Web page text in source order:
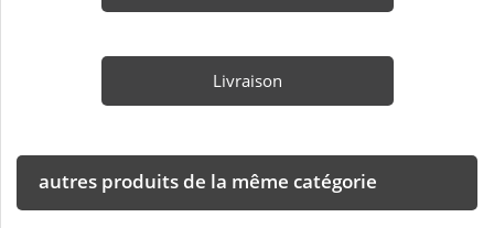
Livraison
autres produits de la même catégorie